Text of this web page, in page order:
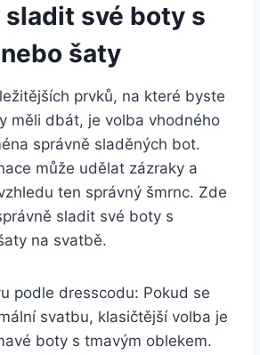
⁢sladit‌ své boty s
šaty
prvků, na které‍ byste
⁢měli dbát, je volba vhodného
správně ⁢sladěných⁣ bot.
může⁤ udělat zázraky a
ten správný šmrnc.​ Zde
sladit své boty s
na‍ svatbě.
podle dresscodu: Pokud se
svatbu, klasičtější volba je
⁣boty s tmavým ⁣oblekem.